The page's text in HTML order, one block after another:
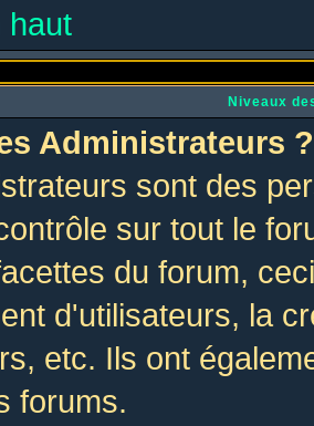
haut
Niveaux
Administrateurs ?
sont des
sur tout le
du forum,
d'utilisateurs, la
etc. Ils ont
forums.